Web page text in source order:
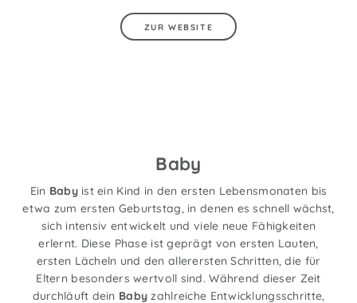
ZUR WEBSITE
Baby
Ein Babyist ein Kind in den ersten Lebensmonaten bis
etwa zum ersten Geburtstag, in denen es schnell wächst,
sich intensiv entwickelt und viele neue Fähigkeiten
erlernt. Diese Phase ist geprägt von ersten Lauten,
ersten Lächeln und den allerersten Schritten, die für
Eltern besonders wertvoll sind. Während dieser Zeit
durchläuft dein Baby zahlreiche Entwicklungsschritte,